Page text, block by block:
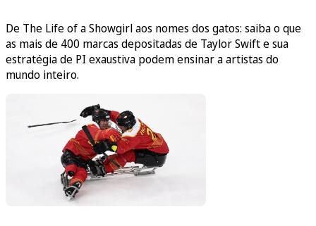
De The Life of a Showgirl aos nomes dos gatos: saiba o que
as mais de 400 marcas depositadas de Taylor Swift e sua
estratégia de PI exaustiva podem ensinar a artistas do
mundo inteiro.